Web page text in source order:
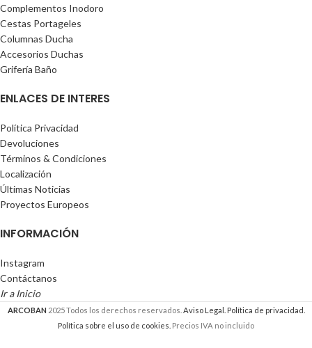
Complementos Inodoro
Cestas Portageles
Columnas Ducha
Accesorios Duchas
Grifería Baño
ENLACES DE INTERES
Política Privacidad
Devoluciones
Términos & Condiciones
Localización
Últimas Noticias
Proyectos Europeos
INFORMACIÓN
Instagram
Contáctanos
Ir a Inicio
ARCOBAN 2025 Todos los derechos reservados. Aviso Legal.
Política de privacidad.
Política sobre el uso de cookies. Precios IVA no incluido